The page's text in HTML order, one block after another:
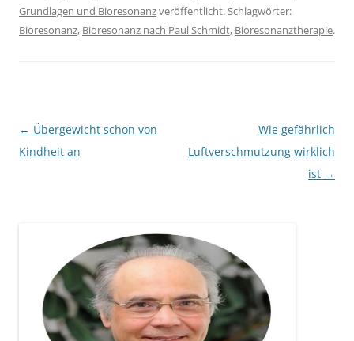
Grundlagen und Bioresonanzveröffentlicht. Schlagwörter:
Bioresonanz, Bioresonanz nach Paul Schmidt, Bioresonanztherapie.
Beitragsnavigation
← Übergewicht schon von
Kindheit an
Wie gefährlich
Luftverschmutzung wirklich
ist →